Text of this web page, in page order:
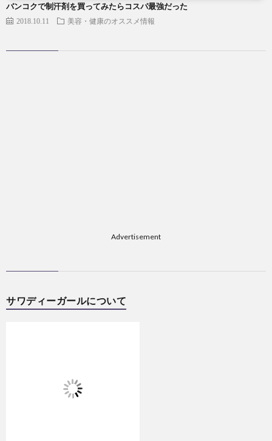
バンコクで制汗剤を買ってみたらコスパ最強だった
2018.10.11 美容・健康のオススメ情報
Advertisement
サワディーガールについて